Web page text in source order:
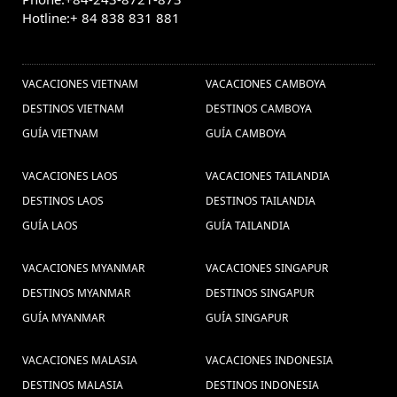
Camboja, Pacotes de viagens Camboja, Pacote de viagem ao
viagens vietnã (1) ,viajar vietnam (4) ,
vacaciones myanamar (7) ,
Cascadas de Erawan
(1) ,Promoción vietnam vacaciones (2)
,Viagem em família ao Camboja (1) ,Guia de
viagem Vietnã (1) ,Viajes en
familia a Tailandia (5) ,Que comprar
Mekong Delta (1) , Hanoi Gran Premio 2020 (2) ,
Vacaciones en Tailandia (4) ,
Trajes tradicionais Indochina (1) ,
viajar a tailandia (28) , Viaje a Vietnam (49) ,Siem
Reap Camboja (1) ,
Descubrir o
Hotline:+ 84 838 831 881
VACACIONES VIETNAM
DESTINOS VIETNAM
GUÍA VIETNAM
VACACIONES CAMBOYA
DESTINOS CAMBOYA
GUÍA CAMBOYA
VACACIONES LAOS
DESTINOS LAOS
GUÍA LAOS
VACACIONES TAILANDIA
DESTINOS TAILANDIA
GUÍA TAILANDIA
VACACIONES MYANMAR
DESTINOS MYANMAR
GUÍA MYANMAR
VACACIONES SINGAPUR
DESTINOS SINGAPUR
GUÍA SINGAPUR
VACACIONES MALASIA
DESTINOS MALASIA
VACACIONES INDONESIA
DESTINOS INDONESIA